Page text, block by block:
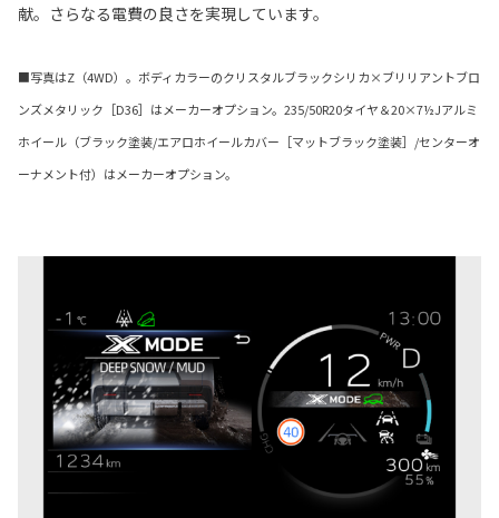
献。さらなる電費の良さを実現しています。
■写真はZ（4WD）。ボディカラーのクリスタルブラックシリカ×ブリリアントブロ
ンズメタリック［D36］はメーカーオプション。235/50R20タイヤ＆20×7½Jアルミ
ホイール（ブラック塗装/エアロホイールカバー［マットブラック塗装］/センターオ
ーナメント付）はメーカーオプション。